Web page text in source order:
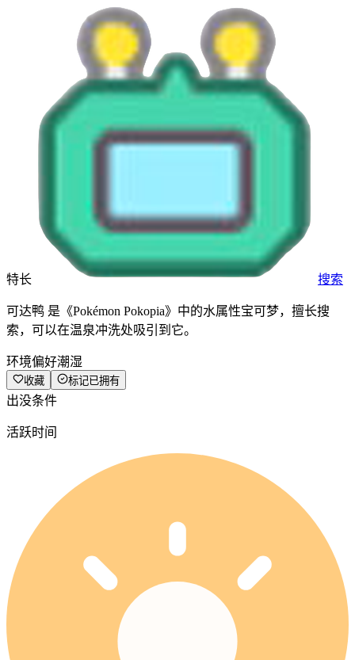
特长 搜索
可达鸭 是《Pokémon Pokopia》中的水属性宝可梦，擅长搜
索，可以在温泉冲洗处吸引到它。
环境偏好潮湿
收藏 标记已拥有
出没条件
活跃时间